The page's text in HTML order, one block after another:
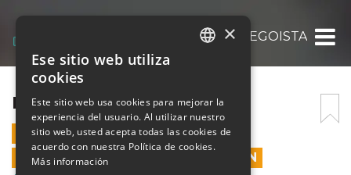
IL GIGANTE EGOISTA
IL GIGANTE EGOISTA
5 DICIEMBRE 2021 - 16:00
LAS VENTAS EN LÍNEA TERMINARON
SPANISH
×
Ese sitio web utiliza
cookies
Este sitio web usa cookies para mejorar la
experiencia del usuario. Al utilizar nuestro
sitio web, usted acepta todas las cookies de
acuerdo con nuestra Política de cookies.
Más información